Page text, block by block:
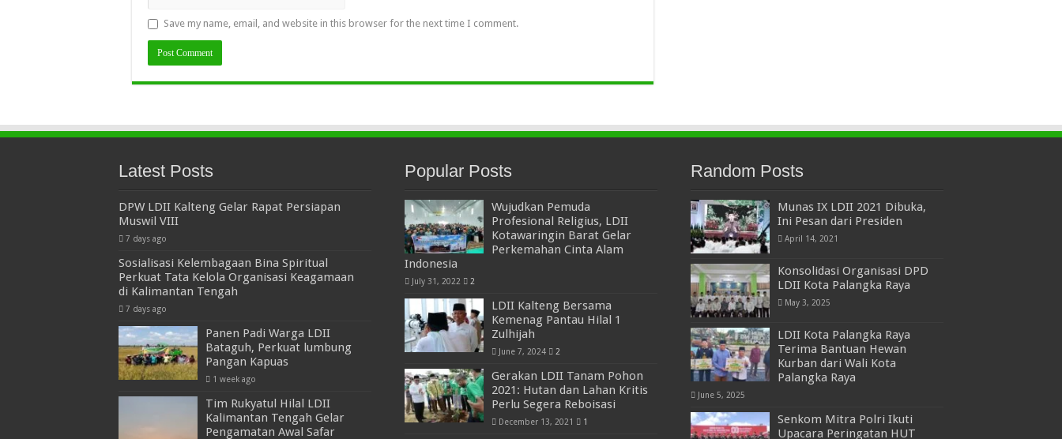
Save my name, email, and website in this browser for the next time I comment.
Latest Posts
DPW LDII Kalteng Gelar Rapat Persiapan
Muswil VIII
7 days ago
Sosialisasi Kelembagaan Bina Spiritual
Perkuat Tata Kelola Organisasi Keagamaan
di Kalimantan Tengah
7 days ago
Panen Padi Warga LDII
Bataguh, Perkuat lumbung
Pangan Kapuas
1 week ago
Tim Rukyatul Hilal LDII
Kalimantan Tengah Gelar
Pengamatan Awal Safar
Popular Posts
Wujudkan Pemuda
Profesional Religius, LDII
Kotawaringin Barat Gelar
Perkemahan Cinta Alam
Indonesia
July 31, 2022 2
LDII Kalteng Bersama
Kemenag Pantau Hilal 1
Zulhijah
June 7, 2024 2
Gerakan LDII Tanam Pohon
2021: Hutan dan Lahan Kritis
Perlu Segera Reboisasi
December 13, 2021 1
Random Posts
Munas IX LDII 2021 Dibuka,
Ini Pesan dari Presiden
April 14, 2021
Konsolidasi Organisasi DPD
LDII Kota Palangka Raya
May 3, 2025
LDII Kota Palangka Raya
Terima Bantuan Hewan
Kurban dari Wali Kota
Palangka Raya
June 5, 2025
Senkom Mitra Polri Ikuti
Upacara Peringatan HUT